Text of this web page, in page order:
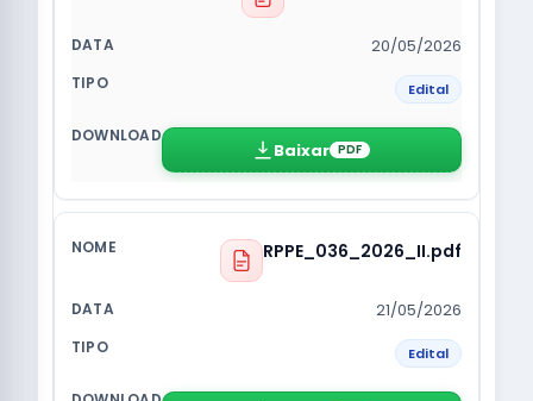
20/05/2026
Edital
Baixar PDF
RPPE_036_2026_II.pdf
21/05/2026
Edital